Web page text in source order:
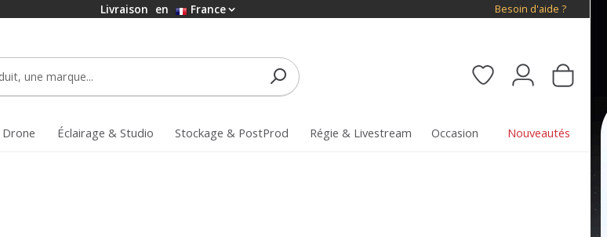
Livraison en France Besoin d'aide ?
Drone Éclairage & Studio Stockage & PostProd Régie & Livestream Occasion Nouveautés